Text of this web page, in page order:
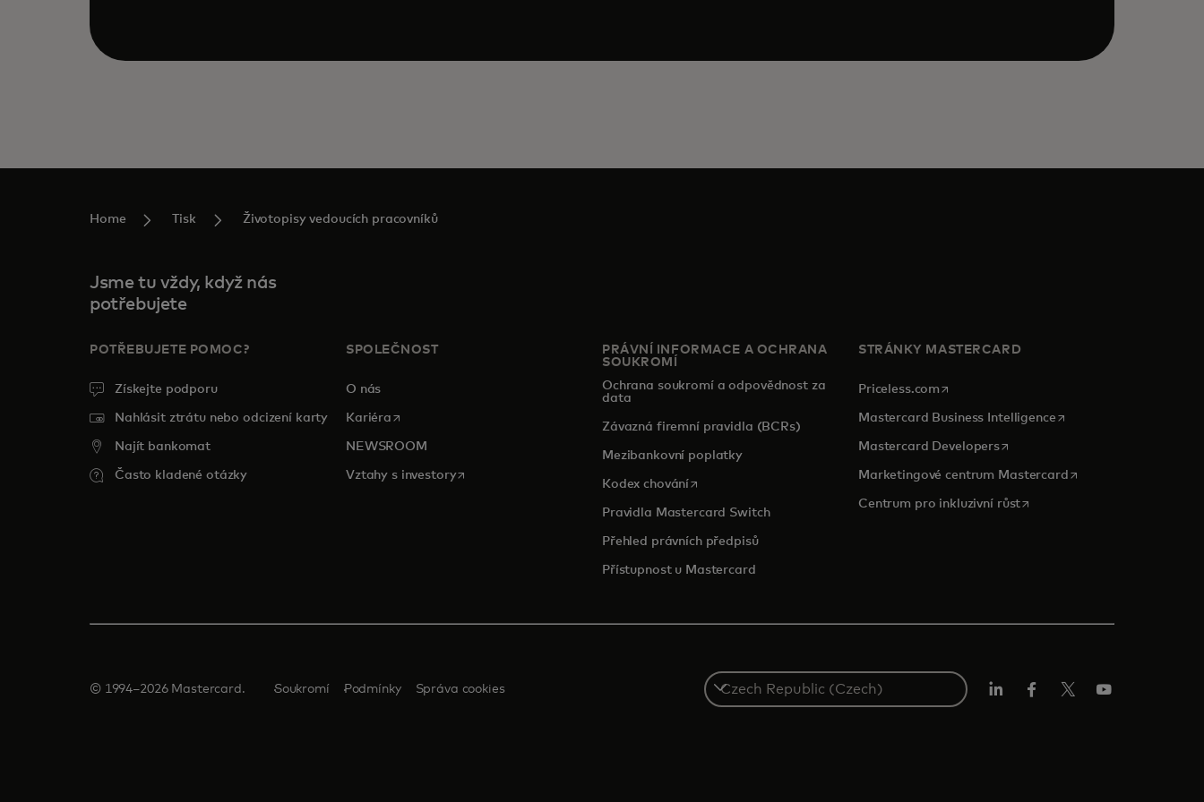
Home Tisk Životopisy vedoucích pracovníků
Jsme tu vždy, když nás
potřebujete
POTŘEBUJETE POMOC?
Získejte podporu
Nahlásit ztrátu nebo odcizení karty
Najít bankomat
Často kladené otázky
SPOLEČNOST
O nás
Kariéra opens in a new tab
NEWSROOM
Vztahy s investoryopens in a new tab
PRÁVNÍ INFORMACE A OCHRANA
SOUKROMÍ
Ochrana soukromí a odpovědnost za
data
Závazná firemní pravidla (BCRs)
Mezibankovní poplatky
Kodex chováníopens in a new tab
Pravidla Mastercard Switch
Přehled právních předpisů
Přístupnost u Mastercard
STRÁNKY MASTERCARD
Priceless.com opens in a new tab
Mastercard Business Intelligenceopens in a new tab
Mastercard Developersopens in a new tab
Marketingové centrum Mastercardopens in a new tab
Centrum pro inkluzivní růstopens in a new tab
© 1994–2026 Mastercard. Soukromí Podmínky Správa cookies
Select
a
country